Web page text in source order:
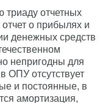
триаду отчетных
о прибылях и
денежных средств
непригодны для
ОПУ отсутствует
и постоянные, в
амортизация,